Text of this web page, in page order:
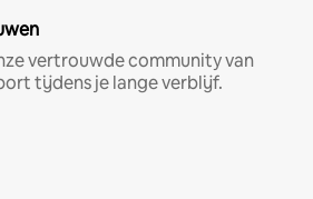
vertrouwde community van
tijdens je lange verblijf.